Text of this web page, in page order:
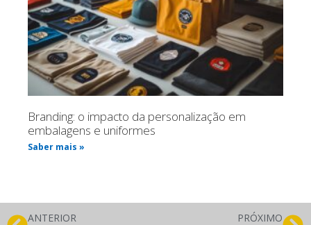
Branding: o impacto da personalização em
embalagens e uniformes
Saber mais »
ANTERIOR
PRÓXIMO